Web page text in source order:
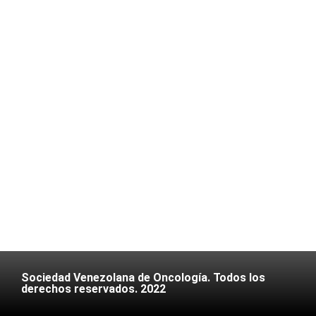
Sociedad Venezolana de Oncología. Todos los
derechos reservados. 2022